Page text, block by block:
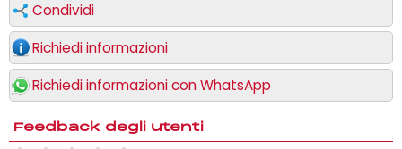
Condividi
Richiedi informazioni
Richiedi informazioni con WhatsApp
Feedback degli utenti